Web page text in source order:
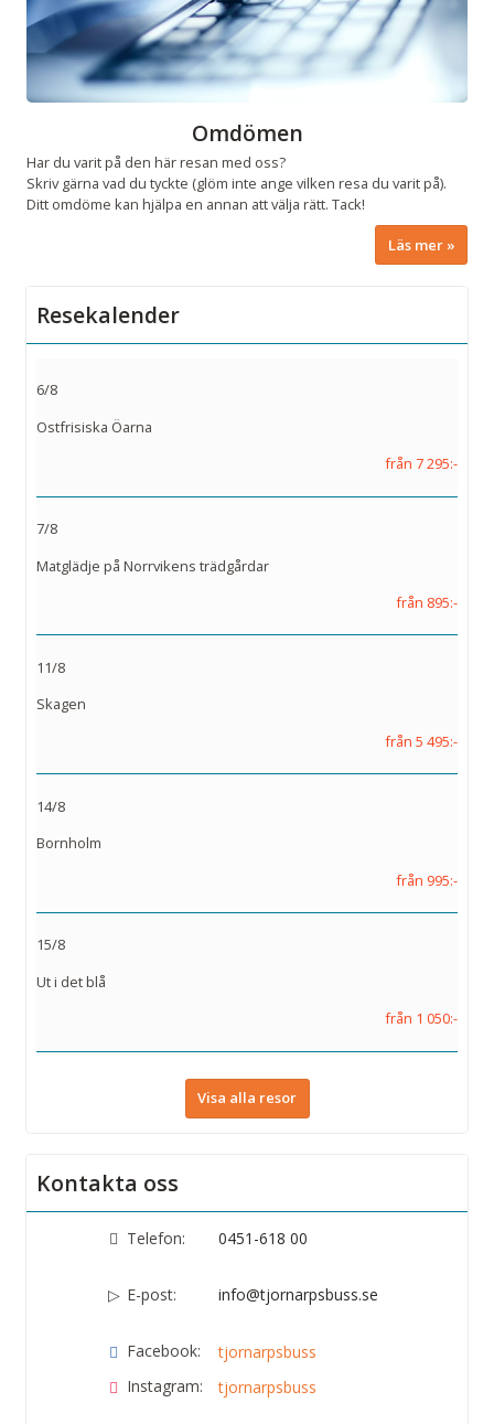
Omdömen
Har du varit på den här resan med oss?
Skriv gärna vad du tyckte (glöm inte ange vilken resa du varit på).
Ditt omdöme kan hjälpa en annan att välja rätt. Tack!
Läs mer
Resekalender
6/8
Ostfrisiska Öarna
från 7 295:-
7/8
Matglädje på Norrvikens trädgårdar
från 895:-
11/8
Skagen
från 5 495:-
14/8
Bornholm
från 995:-
15/8
Ut i det blå
från 1 050:-
Visa alla resor
Kontakta oss
Telefon: 0451-618 00
E-post: info@tjornarpsbuss.se
Facebook:
tjornarpsbuss
Instagram:
tjornarpsbuss